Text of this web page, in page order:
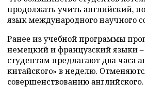
продолжать учить английский,
язык международного научного
Ранее из учебной программы
немецкий и французский языки –
студентам предлагают два часа
китайского» в неделю.
совершенствованию английского.